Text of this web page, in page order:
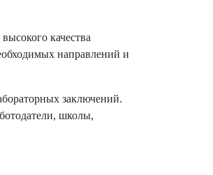
качества
направлений и
заключений.
школы,